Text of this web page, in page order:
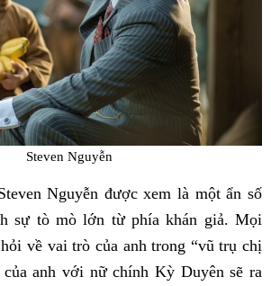
Steven Nguyễn
Nguyễn được xem là một ẩn số
sự tò mò lớn từ phía khán giả. Mọi
về vai trò của anh trong “vũ trụ chị
của anh với nữ chính Kỳ Duyên sẽ ra